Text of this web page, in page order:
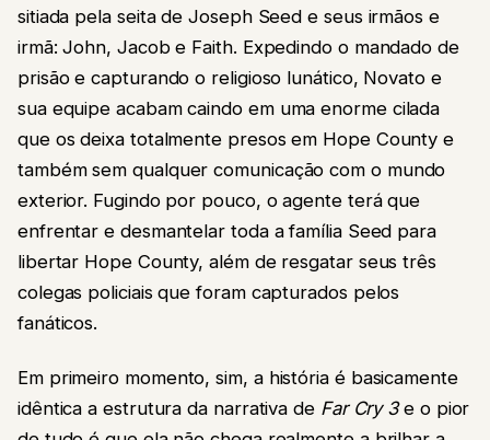
sitiada pela seita de Joseph Seed e seus irmãos e
irmã: John, Jacob e Faith. Expedindo o mandado de
prisão e capturando o religioso lunático, Novato e
sua equipe acabam caindo em uma enorme cilada
que os deixa totalmente presos em Hope County e
também sem qualquer comunicação com o mundo
exterior. Fugindo por pouco, o agente terá que
enfrentar e desmantelar toda a família Seed para
libertar Hope County, além de resgatar seus três
colegas policiais que foram capturados pelos
fanáticos.
Em primeiro momento, sim, a história é basicamente
idêntica a estrutura da narrativa de Far Cry 3e o pior